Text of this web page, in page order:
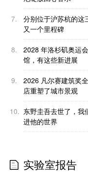
7.
分别位于沪苏杭的这
又一个里程碑
8.
2028 年洛杉矶奥运
馆，有这些新进展
9.
2026 凡尔赛建筑奖
店重塑了城市景观
10. 东野圭吾去世了，我
进他的世界
实验室报告